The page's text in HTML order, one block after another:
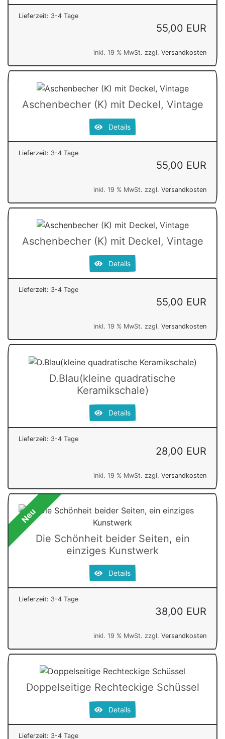
Lieferzeit: 3-4 Tage
55,00 EUR
inkl. 19 % MwSt. zzgl. Versandkosten
Aschenbecher (K) mit Deckel, Vintage
Details
Lieferzeit: 3-4 Tage
55,00 EUR
inkl. 19 % MwSt. zzgl. Versandkosten
Aschenbecher (K) mit Deckel, Vintage
Details
Lieferzeit: 3-4 Tage
55,00 EUR
inkl. 19 % MwSt. zzgl. Versandkosten
D.Blau(kleine quadratische
Keramikschale)
Details
Lieferzeit: 3-4 Tage
28,00 EUR
inkl. 19 % MwSt. zzgl. Versandkosten
Neu
Die Schönheit beider Seiten, ein
einziges Kunstwerk
Details
Lieferzeit: 3-4 Tage
38,00 EUR
inkl. 19 % MwSt. zzgl. Versandkosten
Doppelseitige Rechteckige Schüssel
Details
Lieferzeit: 3-4 Tage